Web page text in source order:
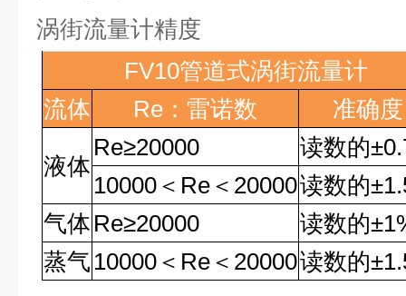
涡街流量计精度
FV10管道式涡街流量计
流体
Re ：雷诺数 准确度
液体
Re≥20000 读数的
10000 ＜ Re ＜ 20000读数的
气体 Re≥20000 读数的
蒸气 10000 ＜ Re ＜ 20000读数的